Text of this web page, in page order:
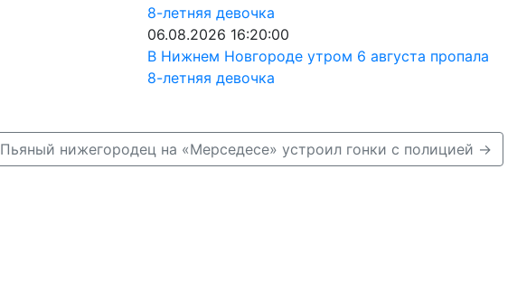
06.08.2026 16:20:00
В Нижнем Новгороде утром 6 августа пропала
8-летняя девочка
Пьяный нижегородец на «Мерседесе» устроил гонки с полицией →